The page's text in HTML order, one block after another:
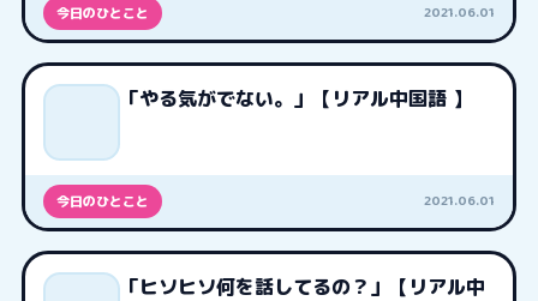
今日のひとこと 2021.06.01
「やる気がでない。」【リアル中国語 】
今日のひとこと 2021.06.01
「ヒソヒソ何を話してるの？」【リアル中